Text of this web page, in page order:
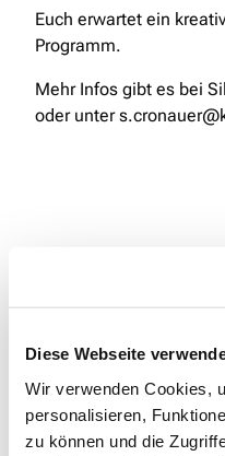
Diese Webseite
Wir verwenden Cookies,
personalisieren,
zu können und die
Euch erwartet ein
Programm.
Mehr Infos gibt es bei
oder unter